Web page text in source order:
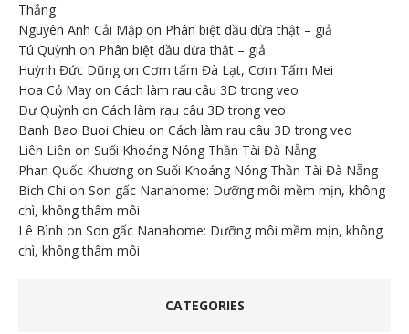
Thắng
Nguyên Anh Cải Mập on Phân biệt dầu dừa thật – giả
Tú Quỳnh on Phân biệt dầu dừa thật – giả
Huỳnh Đức Dũng on Cơm tấm Đà Lạt, Cơm Tấm Mei
Hoa Cỏ May on Cách làm rau câu 3D trong veo
Dư Quỳnh on Cách làm rau câu 3D trong veo
Banh Bao Buoi Chieu on Cách làm rau câu 3D trong veo
Liên Liên on Suối Khoáng Nóng Thần Tài Đà Nẵng
Phan Quốc Khương on Suối Khoáng Nóng Thần Tài Đà Nẵng
Bich Chi on Son gấc Nanahome: Dưỡng môi mềm mịn, không
chì, không thâm môi
Lê Bình on Son gấc Nanahome: Dưỡng môi mềm mịn, không
chì, không thâm môi
CATEGORIES